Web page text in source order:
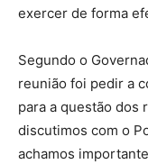
exercer de forma
Segundo o
reunião foi pedir a
para a questão dos
discutimos com o
achamos